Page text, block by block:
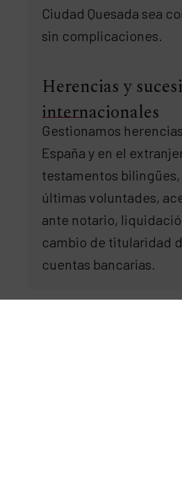
Ciudad Quesada sea
sin complicaciones.
Herencias y
internacionales
Gestionamos
España y en el
testamentos
últimas voluntades,
ante notario,
cambio de titularidad
cuentas bancarias.